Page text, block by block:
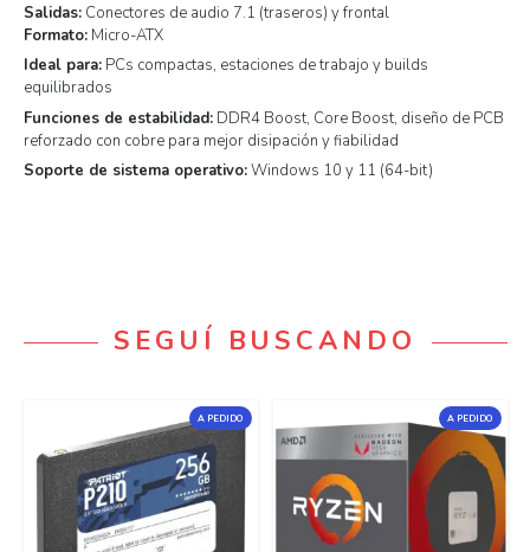
Salidas:Conectores de audio 7.1 (traseros) y frontal
Formato:Micro-ATX
Ideal para:PCs compactas, estaciones de trabajo y builds
equilibrados
Funciones de estabilidad:DDR4 Boost, Core Boost, diseño de PCB
reforzado con cobre para mejor disipación y fiabilidad
Soporte de sistema operativo:Windows 10 y 11 (64-bit)
SEGUÍ BUSCANDO
A PEDIDO A PEDIDO